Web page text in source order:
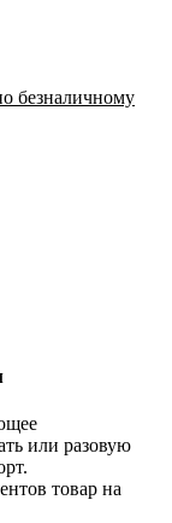
безналичному
или разовую
товар на